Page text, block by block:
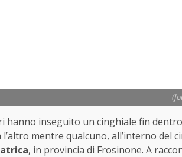
hanno inseguito un cinghiale fin
l’altro mentre qualcuno, all’interno
, in provincia di Frosinone. A